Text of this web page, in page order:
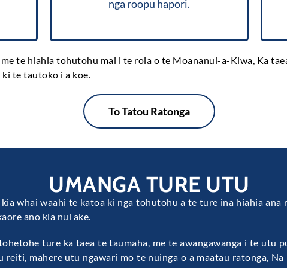
nga roopu hapori.
whakaritenga ture.
te hiahia tohutohu mai i te roia o te Moananui-a-Kiwa, Ka
te tautoko i a koe.
To Tatou Ratonga
UMANGA TURE UTU
whai waahi te katoa ki nga tohutohu a te ture ina hiahia
ano kia nui ake.
ture ka taea te taumaha, me te awangawanga i te utu
mahere utu ngawari mo te nuinga o a maatau ratonga,